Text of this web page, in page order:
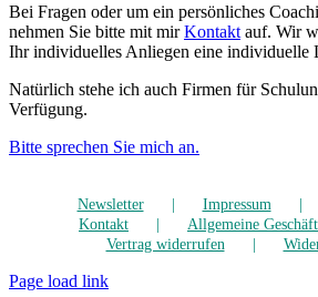
Bei Fragen oder um ein persönliches
nehmen Sie bitte mit mirKontakt auf. Wir
Ihr individuelles Anliegen eine individuelle
Natürlich stehe ich auch Firmen für
Verfügung.
Bitte sprechen Sie mich an.
Newsletter Impressum
Kontakt
Allgemeine
Vertrag widerrufen
Page load link